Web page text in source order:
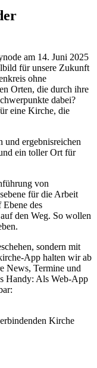
am 14. Juni 2025
für unsere Zukunft
ohne
Orten, die durch ihre
dabei?
eine Kirche, die
und ergebnisreichen
ein toller Ort für
von
für die Arbeit
des
den Weg. So wollen
sondern mit
App halten wir ab
News, Termine und
Handy: Als Web-App
Kirche